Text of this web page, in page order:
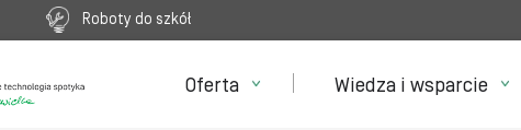
Roboty do szkół
Oferta Wiedza i wsparcie